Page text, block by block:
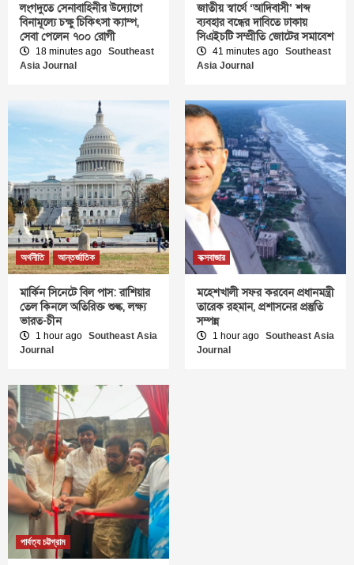
লংগদুতে সেনাবাহিনীর উদ্যোগে
বিনামূল্যে চক্ষু চিকিৎসা ক্যাম্প,
সেবা পেলেন ৭০০ রোগী
18 minutes ago Southeast
Asia Journal
জাতীয় স্বার্থে ‘আদিবাসী’ শব্দ
ব্যবহার বন্ধের দাবিতে ঢাকায়
সিএইচটি সম্প্রীতি জোটের সমাবেশ
41 minutes ago Southeast
Asia Journal
অর্থনীতি আন্তর্জাতিক
মার্কিন সিনেটে বিল পাস: রাশিয়ার
তেল কিনলে অতিরিক্ত শুল্ক, লক্ষ্য
ভারত-চীন
1 hour ago Southeast Asia
Journal
কক্সবাজার
মহেশখালী সফর করবেন প্রধানমন্ত্রী
তারেক রহমান, প্রশাসনের প্রস্তুতি
সম্পন্ন
1 hour ago Southeast Asia
Journal
পার্বত্য চট্টগ্রাম